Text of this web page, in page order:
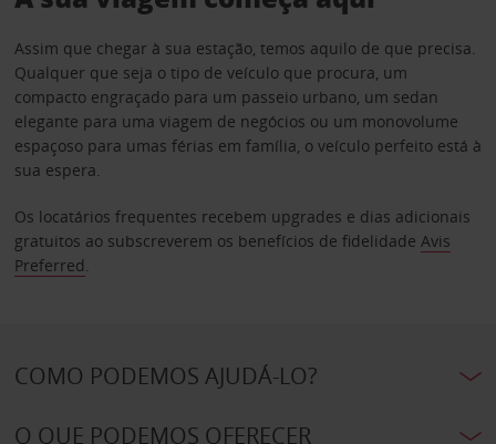
Assim que chegar à sua estação, temos aquilo de que precisa.
Qualquer que seja o tipo de veículo que procura, um
compacto engraçado para um passeio urbano, um sedan
elegante para uma viagem de negócios ou um monovolume
espaçoso para umas férias em família, o veículo perfeito está à
sua espera.
Os locatários frequentes recebem upgrades e dias adicionais
gratuitos ao subscreverem os benefícios de fidelidade Avis
Preferred.
COMO PODEMOS AJUDÁ-LO?
O QUE PODEMOS OFERECER